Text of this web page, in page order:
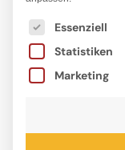
Es folgt eine
Essenziell
Statistiken
Marketing